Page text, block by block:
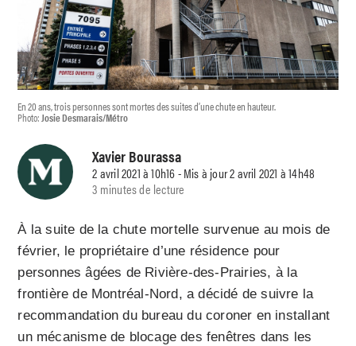
En 20 ans, trois personnes sont mortes des suites d’une chute en hauteur.
Photo:Josie Desmarais/Métro
Xavier Bourassa
2 avril 2021 à 10h16 - Mis à jour 2 avril 2021 à 14h48
3 minutes de lecture
À la suite de la chute mortelle survenue au mois de
février, le propriétaire d’une résidence pour
personnes âgées de Rivière-des-Prairies, à la
frontière de Montréal-Nord, a décidé de suivre la
recommandation du bureau du coroner en installant
un mécanisme de blocage des fenêtres dans les